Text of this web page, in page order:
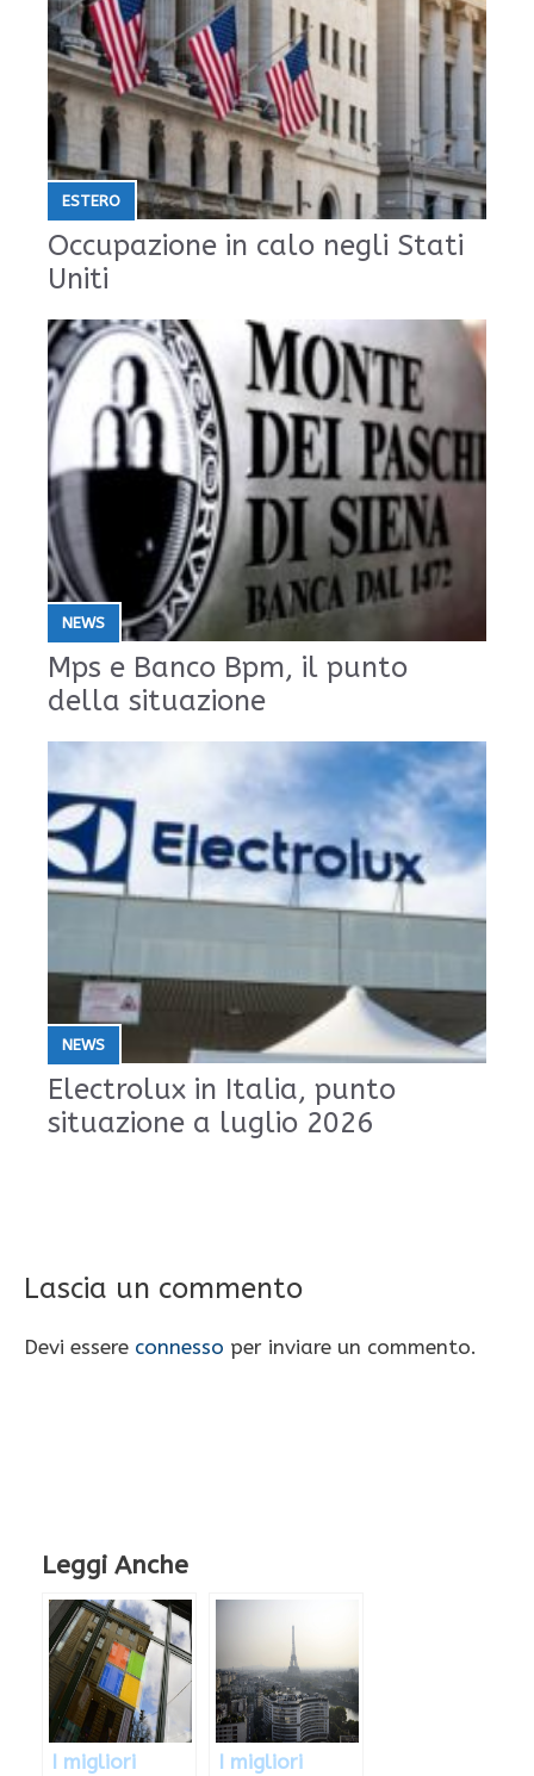
ESTERO
Occupazione in calo negli Stati
Uniti
NEWS
Mps e Banco Bpm, il punto
della situazione
NEWS
Electrolux in Italia, punto
situazione a luglio 2026
Lascia un commento
Devi essere connesso per inviare un commento.
Leggi Anche
I migliori
I migliori